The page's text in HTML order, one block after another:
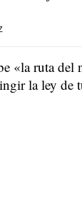
«la ruta del
la ley de